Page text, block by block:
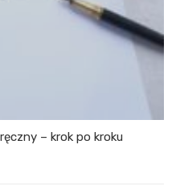
– krok po kroku